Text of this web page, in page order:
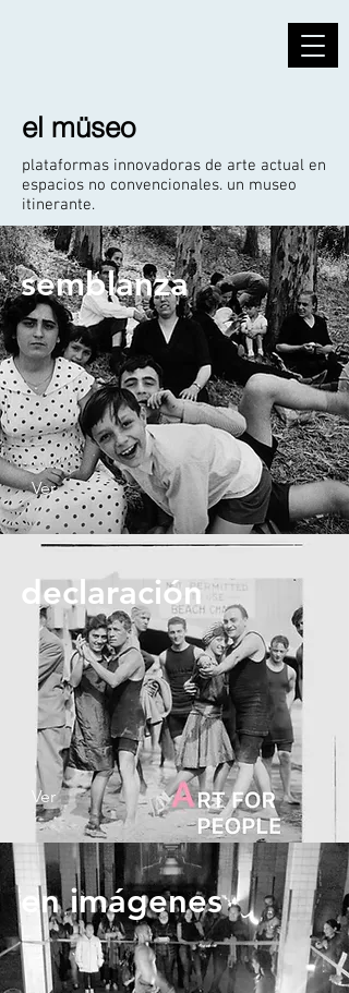
el müseo
plataformas innovadoras de arte actual en
espacios no convencionales. un museo
itinerante.
semblanza
Ver
declaración
Ver
en imágenes